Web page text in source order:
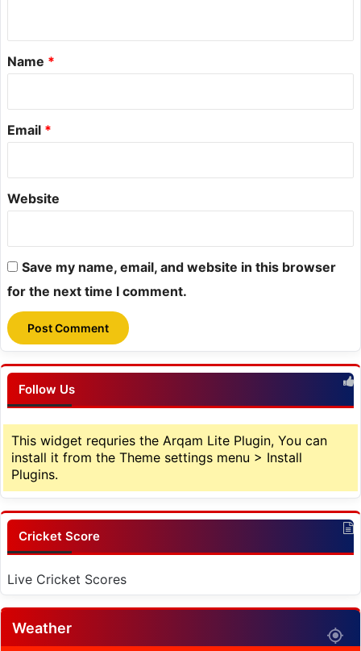
*
Name *
Email *
Website
Save my name, email, and website in this browser
for the next time I comment.
Follow Us
This widget requries the Arqam Lite Plugin, You can
install it from the Theme settings menu > Install
Plugins.
Cricket Score
Live Cricket Scores
Weather